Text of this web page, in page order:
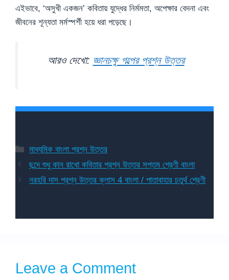
এইভাবে, ‘অসুখী একজন’ কবিতায় যুদ্ধের নির্মমতা, অপেক্ষার বেদনা এবং
জীবনের শূন্যতা মর্মস্পর্শী হয়ে ধরা পড়েছে।
আরও দেখো: জ্ঞানচক্ষু গল্পের প্রশ্ন উত্তর
Categories
মাধ্যমিক বাংলা প্রশ্ন উত্তর
ছন্দে শুধু কান রাখো কবিতার প্রশ্ন উত্তর সপ্তম শ্রেণী বাংলা
নরহরি দাস প্রশ্ন উত্তর ক্লাস 4 বাংলা / পাতাবাহার চতুর্থ শ্রেণী
Leave a Comment